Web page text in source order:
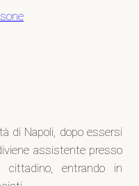
di Napoli, dopo essersi
assistente presso
cittadino, entrando in